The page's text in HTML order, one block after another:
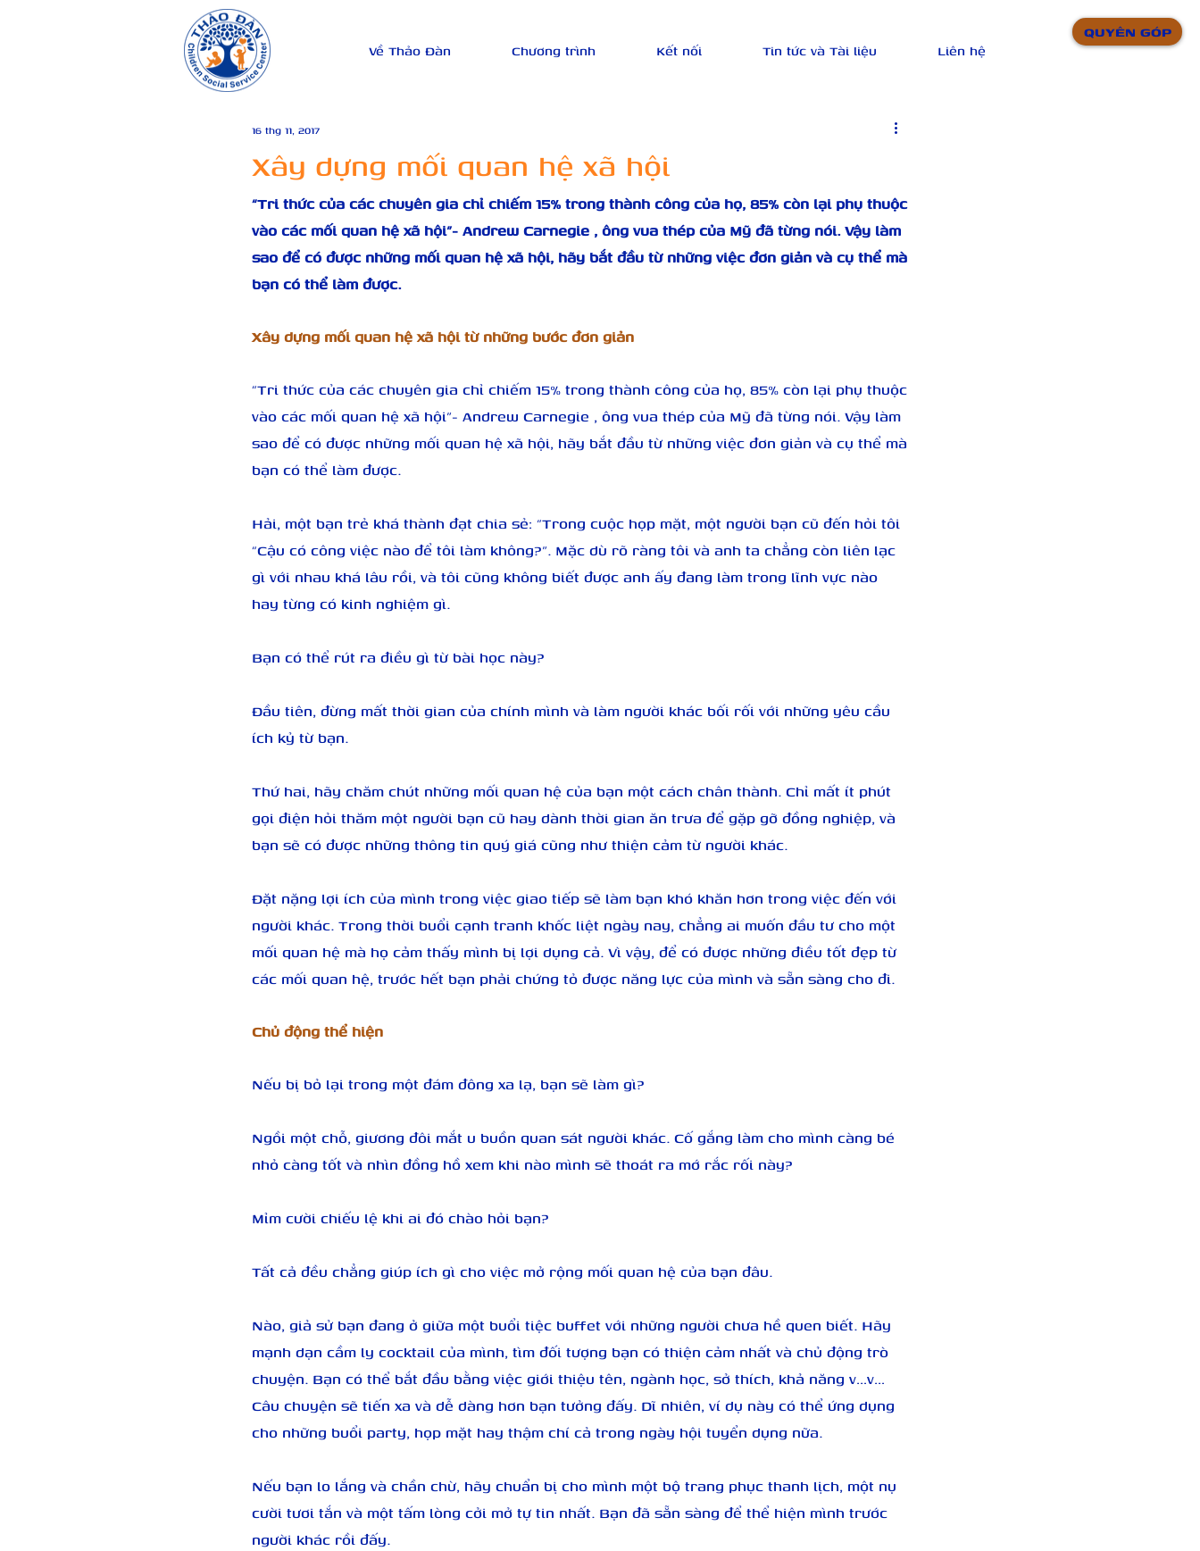
QUYÊN GÓP
Về Thảo Đàn
Chương trình Kết nối Tin tức và Tài liệu Liên hệ
Xây dựng mối quan hệ xã hội
16 thg 11, 2017
“Tri thức của các chuyên gia chỉ chiếm 15% trong thành công của họ, 85% còn lại phụ thuộc
vào các mối quan hệ xã hội”- Andrew Carnegie , ông vua thép của Mỹ đã từng nói. Vậy làm
sao để có được những mối quan hệ xã hội, hãy bắt đầu từ những việc đơn giản và cụ thể mà
bạn có thể làm được.
Xây dựng mối quan hệ xã hội từ những bước đơn giản
“Tri thức của các chuyên gia chỉ chiếm 15% trong thành công của họ, 85% còn lại phụ thuộc
vào các mối quan hệ xã hội”- Andrew Carnegie , ông vua thép của Mỹ đã từng nói. Vậy làm
sao để có được những mối quan hệ xã hội, hãy bắt đầu từ những việc đơn giản và cụ thể mà
bạn có thể làm được.
Hải, một bạn trẻ khá thành đạt chia sẻ: "Trong cuộc họp mặt, một người bạn cũ đến hỏi tôi
“Cậu có công việc nào để tôi làm không?”. Mặc dù rõ ràng tôi và anh ta chẳng còn liên lạc
gì với nhau khá lâu rồi, và tôi cũng không biết được anh ấy đang làm trong lĩnh vực nào
hay từng có kinh nghiệm gì.
Bạn có thể rút ra điều gì từ bài học này?
Đầu tiên, đừng mất thời gian của chính mình và làm người khác bối rối với những yêu cầu
ích kỷ từ bạn.
Thứ hai, hãy chăm chút những mối quan hệ của bạn một cách chân thành. Chỉ mất ít phút
gọi điện hỏi thăm một người bạn cũ hay dành thời gian ăn trưa để gặp gỡ đồng nghiệp, và
bạn sẽ có được những thông tin quý giá cũng như thiện cảm từ người khác.
Đặt nặng lợi ích của mình trong việc giao tiếp sẽ làm bạn khó khăn hơn trong việc đến với
người khác. Trong thời buổi cạnh tranh khốc liệt ngày nay, chẳng ai muốn đầu tư cho một
mối quan hệ mà họ cảm thấy mình bị lợi dụng cả. Vì vậy, để có được những điều tốt đẹp từ
các mối quan hệ, trước hết bạn phải chứng tỏ được năng lực của mình và sẵn sàng cho đi.
Chủ động thể hiện
Nếu bị bỏ lại trong một đám đông xa lạ, bạn sẽ làm gì?
Ngồi một chỗ, giương đôi mắt u buồn quan sát người khác. Cố gắng làm cho mình càng bé
nhỏ càng tốt và nhìn đồng hồ xem khi nào mình sẽ thoát ra mớ rắc rối này?
Mỉm cười chiếu lệ khi ai đó chào hỏi bạn?
Tất cả đều chẳng giúp ích gì cho việc mở rộng mối quan hệ của bạn đâu.
Nào, giả sử bạn đang ở giữa một buổi tiệc buffet với những người chưa hề quen biết. Hãy
mạnh dạn cầm ly cocktail của mình, tìm đối tượng bạn có thiện cảm nhất và chủ động trò
chuyện. Bạn có thể bắt đầu bằng việc giới thiệu tên, ngành học, sở thích, khả năng v…v…
Câu chuyện sẽ tiến xa và dễ dàng hơn bạn tưởng đấy. Dĩ nhiên, ví dụ này có thể ứng dụng
cho những buổi party, họp mặt hay thậm chí cả trong ngày hội tuyển dụng nữa.
Nếu bạn lo lắng và chần chừ, hãy chuẩn bị cho mình một bộ trang phục thanh lịch, một nụ
cười tươi tắn và một tấm lòng cởi mở tự tin nhất. Bạn đã sẵn sàng để thể hiện mình trước
người khác rồi đấy.